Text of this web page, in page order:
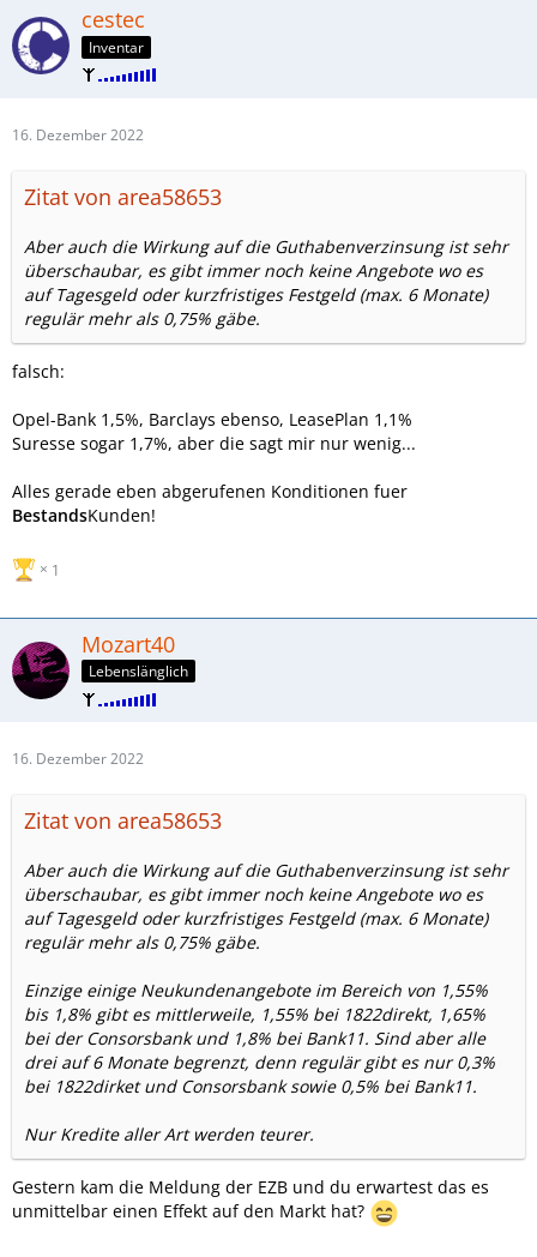
cestec
Inventar
16. Dezember 2022
Zitat von area58653
Aber auch die Wirkung auf die Guthabenverzinsung ist sehr
überschaubar, es gibt immer noch keine Angebote wo es
auf Tagesgeld oder kurzfristiges Festgeld (max. 6 Monate)
regulär mehr als 0,75% gäbe.
falsch:
Opel-Bank 1,5%, Barclays ebenso, LeasePlan 1,1%
Suresse sogar 1,7%, aber die sagt mir nur wenig...
Alles gerade eben abgerufenen Konditionen fuer
BestandsKunden!
1
Mozart40
Lebenslänglich
16. Dezember 2022
Zitat von area58653
Aber auch die Wirkung auf die Guthabenverzinsung ist sehr
überschaubar, es gibt immer noch keine Angebote wo es
auf Tagesgeld oder kurzfristiges Festgeld (max. 6 Monate)
regulär mehr als 0,75% gäbe.
Einzige einige Neukundenangebote im Bereich von 1,55%
bis 1,8% gibt es mittlerweile, 1,55% bei 1822direkt, 1,65%
bei der Consorsbank und 1,8% bei Bank11. Sind aber alle
drei auf 6 Monate begrenzt, denn regulär gibt es nur 0,3%
bei 1822dirket und Consorsbank sowie 0,5% bei Bank11.
Nur Kredite aller Art werden teurer.
Gestern kam die Meldung der EZB und du erwartest das es
unmittelbar einen Effekt auf den Markt hat?